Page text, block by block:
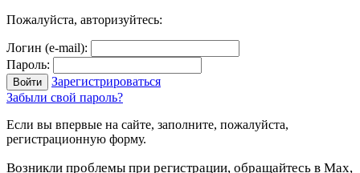
Пожалуйста, авторизуйтесь:
Логин (e-mail):
Пароль:
Зарегистрироваться
Забыли свой пароль?
Если вы впервые на сайте, заполните, пожалуйста,
регистрационную форму.
Возникли проблемы при регистрации, обращайтесь в Max,